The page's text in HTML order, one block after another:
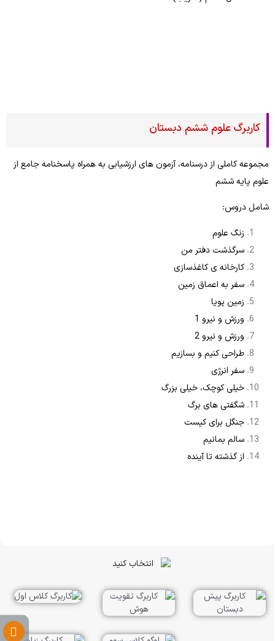
کاربرگ علوم ششم دبستان
مجموعه کاملی از درسنامه، آزمون های ارزشیابی به همراه پاسخنامه جامع از
علوم پایه ششم
شامل دروس:
زنگ علوم
سرگذشت دفتر من
کارخانه ی کاغذسازی
سفر به اعماق زمین
زمین پویا
ورزش و نیرو 1
ورزش و نیرو 2
طراحی کنیم و بسازیم
سفر انرژی
خیلی کوچک، خیلی بزرگ
شگفتی های برگ
جنگل برای کیست
سالم بمانیم
از گذشته تا آینده